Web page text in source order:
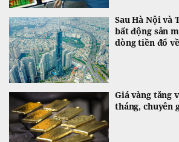
Sau Hà Nội và
bất động sản
dòng tiền đổ
Giá vàng tăng
tháng, chuyên